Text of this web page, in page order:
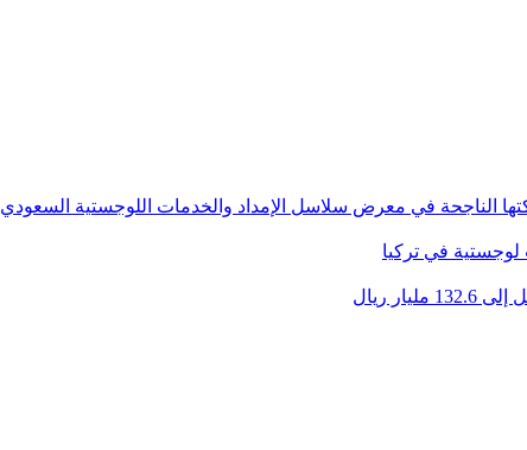
الناجحة في معرض سلاسل الإمداد والخدمات اللوجستية السعودي 2025
ريال